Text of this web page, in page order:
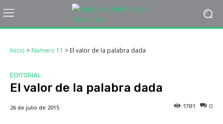
Inicio > Número 11 > El valor de la palabra dada
EDITORIAL
El valor de la palabra dada
0
1781
26 de julio de 2015